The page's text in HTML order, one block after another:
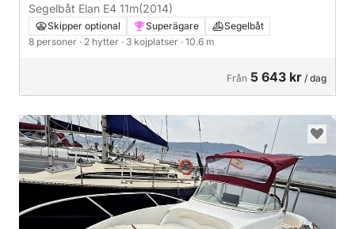
Segelbåt Elan E4 11m(2014)
Skipper optional Superägare
Segelbåt
8 personer · 2 hytter · 3 kojplatser · 10.6 m
Från 5 643 kr / dag